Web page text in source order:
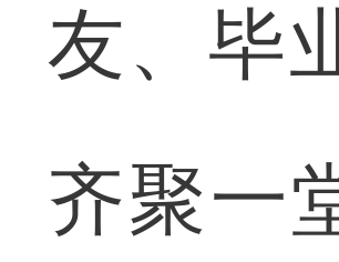
友、毕
齐聚一